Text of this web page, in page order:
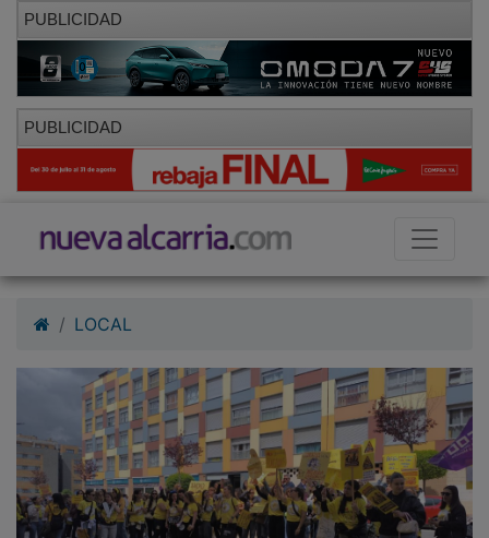
PUBLICIDAD
PUBLICIDAD